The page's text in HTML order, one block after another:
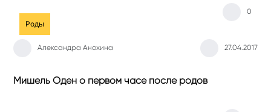
Роды
Александра Анохина 27.04.2017
0
Мишель Оден о первом часе после родов